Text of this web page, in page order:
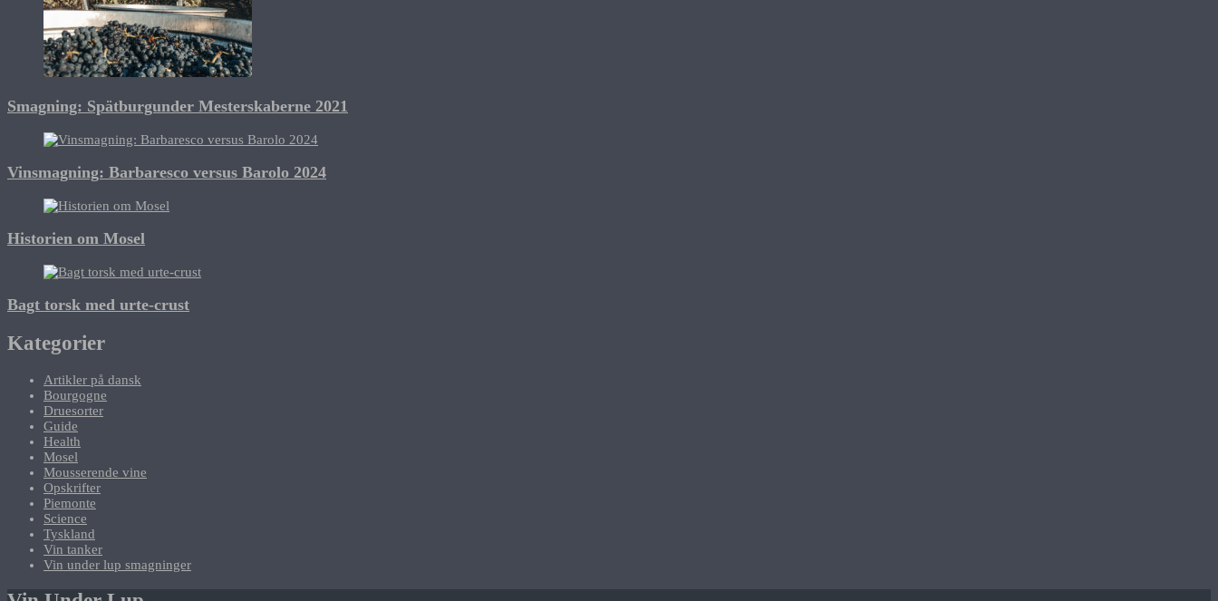
Smagning: Spätburgunder Mesterskaberne 2021
Vinsmagning: Barbaresco versus Barolo 2024
Historien om Mosel
Bagt torsk med urte-crust
Kategorier
Artikler på dansk
Bourgogne
Druesorter
Guide
Health
Mosel
Mousserende vine
Opskrifter
Piemonte
Science
Tyskland
Vin tanker
Vin under lup smagninger